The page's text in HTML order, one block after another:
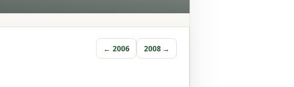
← 2006 2008 →